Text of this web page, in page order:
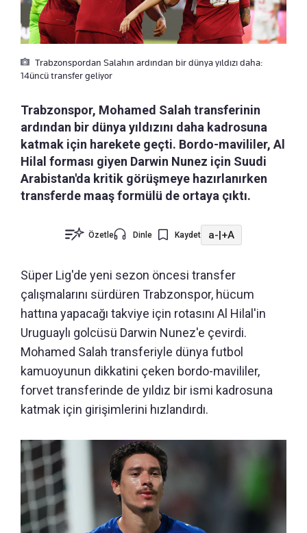
Trabzonspordan Salahın ardından bir dünya yıldızı daha:
14üncü transfer geliyor
Trabzonspor, Mohamed Salah transferinin
ardından bir dünya yıldızını daha kadrosuna
katmak için harekete geçti. Bordo-mavililer, Al
Hilal forması giyen Darwin Nunez için Suudi
Arabistan'da kritik görüşmeye hazırlanırken
transferde maaş formülü de ortaya çıktı.
Özetle Dinle Kaydet a-|+A
Süper Lig'de yeni sezon öncesi transfer
çalışmalarını sürdüren Trabzonspor, hücum
hattına yapacağı takviye için rotasını Al Hilal'in
Uruguaylı golcüsü Darwin Nunez'e çevirdi.
Mohamed Salah transferiyle dünya futbol
kamuoyunun dikkatini çeken bordo-mavililer,
forvet transferinde de yıldız bir ismi kadrosuna
katmak için girişimlerini hızlandırdı.